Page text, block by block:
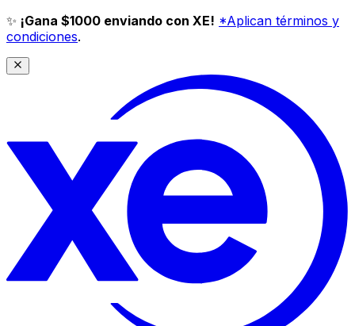
✨ ¡Gana $1000 enviando con XE! *Aplican términos y
condiciones.